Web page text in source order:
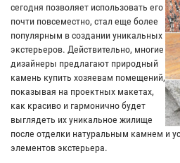
сегодня позволяет использовать его
почти повсеместно, стал еще более
популярным в создании уникальных
экстерьеров. Действительно, многие
дизайнеры предлагают природный
камень купить хозяевам помещений,
показывая на проектных макетах,
как красиво и гармонично будет
выглядеть их уникальное жилище
после отделки натуральным камнем и
элементов экстерьера.